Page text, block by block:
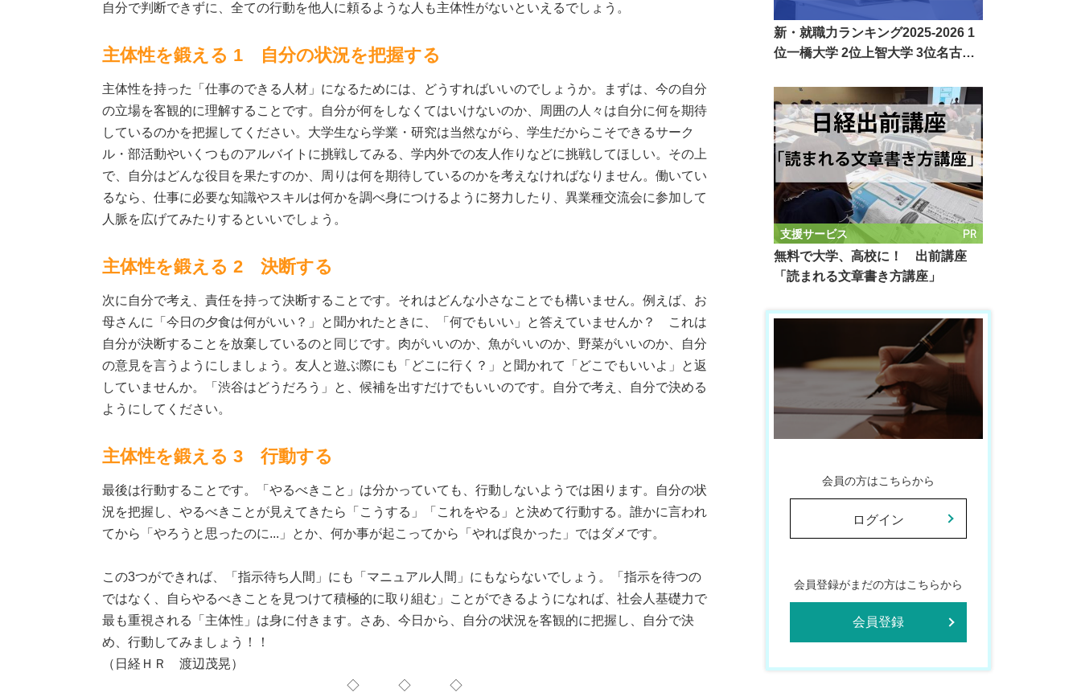
自分で判断できずに、全ての行動を他人に頼るような人も主体性がないといえるでしょう。
主体性を鍛える 1 自分の状況を把握する
主体性を持った「仕事のできる人材」になるためには、どうすればいいのでしょうか。まずは、今の自分
の立場を客観的に理解することです。自分が何をしなくてはいけないのか、周囲の人々は自分に何を期待
しているのかを把握してください。大学生なら学業・研究は当然ながら、学生だからこそできるサーク
ル・部活動やいくつものアルバイトに挑戦してみる、学内外での友人作りなどに挑戦してほしい。その上
で、自分はどんな役目を果たすのか、周りは何を期待しているのかを考えなければなりません。働いてい
るなら、仕事に必要な知識やスキルは何かを調べ身につけるように努力したり、異業種交流会に参加して
人脈を広げてみたりするといいでしょう。
主体性を鍛える 2 決断する
次に自分で考え、責任を持って決断することです。それはどんな小さなことでも構いません。例えば、お
母さんに「今日の夕食は何がいい？」と聞かれたときに、「何でもいい」と答えていませんか？ これは
自分が決断することを放棄しているのと同じです。肉がいいのか、魚がいいのか、野菜がいいのか、自分
の意見を言うようにしましょう。友人と遊ぶ際にも「どこに行く？」と聞かれて「どこでもいいよ」と返
していませんか。「渋谷はどうだろう」と、候補を出すだけでもいいのです。自分で考え、自分で決める
ようにしてください。
主体性を鍛える 3 行動する
最後は行動することです。「やるべきこと」は分かっていても、行動しないようでは困ります。自分の状
況を把握し、やるべきことが見えてきたら「こうする」「これをやる」と決めて行動する。誰かに言われ
てから「やろうと思ったのに...」とか、何か事が起こってから「やれば良かった」ではダメです。
この3つができれば、「指示待ち人間」にも「マニュアル人間」にもならないでしょう。「指示を待つの
ではなく、自らやるべきことを見つけて積極的に取り組む」ことができるようになれば、社会人基礎力で
最も重視される「主体性」は身に付きます。さあ、今日から、自分の状況を客観的に把握し、自分で決
め、行動してみましょう！！
（日経ＨＲ 渡辺茂晃）
◇ ◇ ◇
新・就職力ランキング2025-2026 1
位一橋大学 2位上智大学 3位名古…
支援サービス
PR
無料で大学、高校に！ 出前講座
「読まれる文章書き方講座」
会員の方はこちらから
ログイン
会員登録がまだの方はこちらから
会員登録